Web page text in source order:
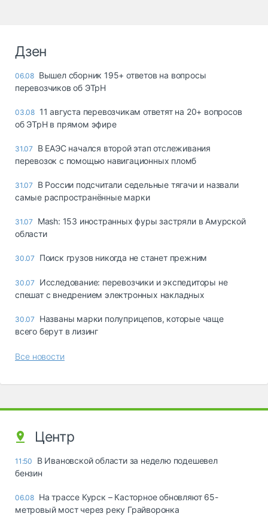
Дзен
06.08 Вышел сборник 195+ ответов на вопросы
перевозчиков об ЭТрН
03.08 11 августа перевозчикам ответят на 20+ вопросов
об ЭТрН в прямом эфире
31.07
В ЕАЭС начался второй этап отслеживания
перевозок с помощью навигационных пломб
31.07
В России подсчитали седельные тягачи и назвали
самые распространённые марки
31.07
Mash: 153 иностранных фуры застряли в Амурской
области
30.07 Поиск грузов никогда не станет прежним
30.07
Исследование: перевозчики и экспедиторы не
спешат с внедрением электронных накладных
30.07
Названы марки полуприцепов, которые чаще
всего берут в лизинг
Все новости
Центр
11:50
В Ивановской области за неделю подешевел
бензин
06.08 На трассе Курск – Касторное обновляют 65-
метровый мост через реку Грайворонка